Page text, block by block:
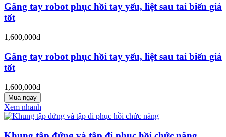
Găng tay robot phục hồi tay yếu, liệt sau tai biến giá
tốt
1,600,000đ
Găng tay robot phục hồi tay yếu, liệt sau tai biến giá
tốt
1,600,000đ
Mua ngay
Xem nhanh